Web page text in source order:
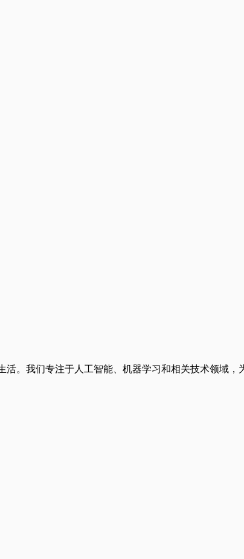
。我们专注于人工智能、机器学习和相关技术领域